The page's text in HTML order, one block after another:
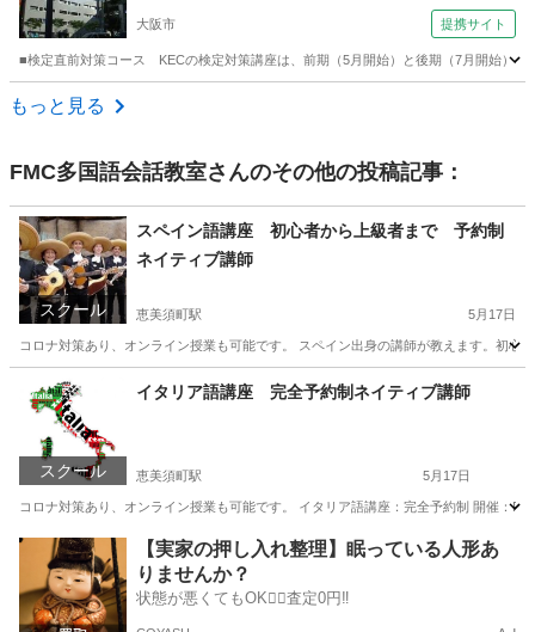
大阪市 提携サイト
■検定直前対策コース KECの検定対策講座は、前期（5月開始）と後期（7月開始）
大阪 大阪市
もっと見る
FMC多国語会話教室さんのその他の投稿記事：
スクール
スペイン語講座 初心者から上級者まで 予約制
ネイティブ講師
恵美須町駅 5月17日
コロナ対策あり、オンライン授業も可能です。 スペイン出身の講師が教えます。初
恵美須町駅 スペイン語 コマ
スクール
イタリア語講座 完全予約制ネイティブ講師
恵美須町駅 5月17日
コロナ対策あり、オンライン授業も可能です。 イタリア語講座：完全予約制 開催：
大阪 大阪市 恵美須町駅 イタリア語
【実家の押し入れ整理】眠っている人形あ
りませんか？
状態が悪くてもOK🙆‍♀️査定0円‼️